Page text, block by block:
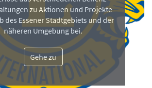
zu Aktionen und Projekte
des Essener Stadtgebiets und der
näheren Umgebung bei.
Gehe zu